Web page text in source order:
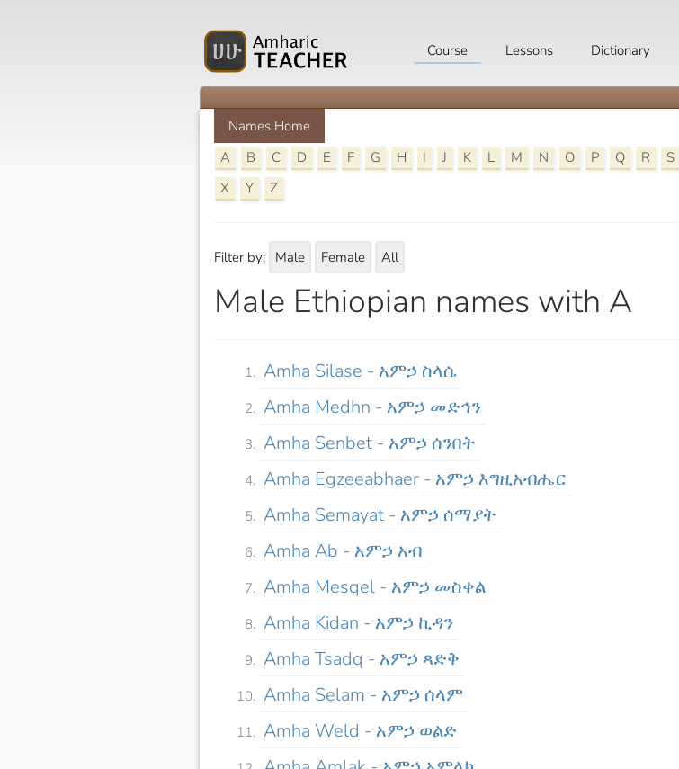
Course Lessons Dictionary
Names Home
A
B C D E F G H I J K L M N O P Q R S
X
Y Z
Filter by: Male Female All
Male Ethiopian names with A
Amha Silase - አምኃ ስላሴ
Amha Medhn - አምኃ መድኅን
Amha Senbet - አምኃ ሰንበት
Amha Egzeeabhaer - አምኃ እግዚአብሔር
Amha Semayat - አምኃ ሰማያት
Amha Ab - አምኃ አብ
Amha Mesqel - አምኃ መስቀል
Amha Kidan - አምኃ ኪዳን
Amha Tsadq - አምኃ ጻድቅ
Amha Selam - አምኃ ሰላም
Amha Weld - አምኃ ወልድ